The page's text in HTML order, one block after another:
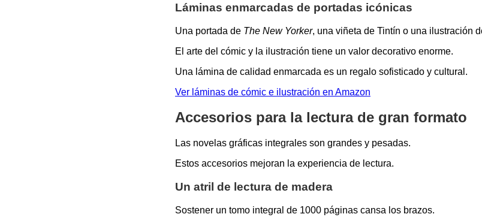
Láminas enmarcadas de portadas icónicas
Una portada de The New Yorker, una viñeta de Tintín o una ilustración
El arte del cómic y la ilustración tiene un valor decorativo enorme.
Una lámina de calidad enmarcada es un regalo sofisticado y cultural.
Ver láminas de cómic e ilustración en Amazon
Accesorios para la lectura de gran formato
Las novelas gráficas integrales son grandes y pesadas.
Estos accesorios mejoran la experiencia de lectura.
Un atril de lectura de madera
Sostener un tomo integral de 1000 páginas cansa los brazos.